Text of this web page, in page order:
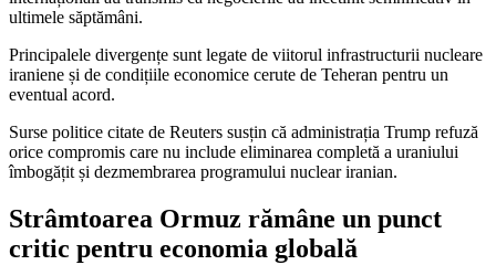
ultimele săptămâni.
Principalele divergențe sunt legate de viitorul infrastructurii nucleare
iraniene și de condițiile economice cerute de Teheran pentru un
eventual acord.
Surse politice citate de Reuters susțin că administrația Trump refuză
orice compromis care nu include eliminarea completă a uraniului
îmbogățit și dezmembrarea programului nuclear iranian.
Strâmtoarea Ormuz rămâne un punct
critic pentru economia globală